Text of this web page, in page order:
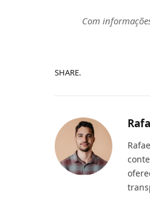
Com
SHARE.